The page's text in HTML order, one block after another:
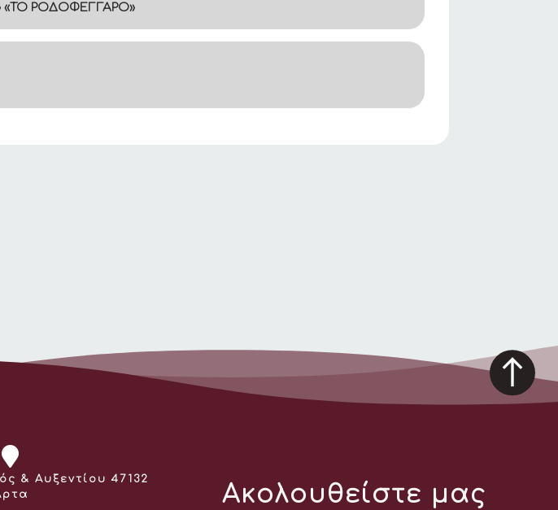
«ΤΟ ΡΟΔΟΦΕΓΓΑΡΟ»
& Αυξεντίου 47132
Ακολουθείστε μας